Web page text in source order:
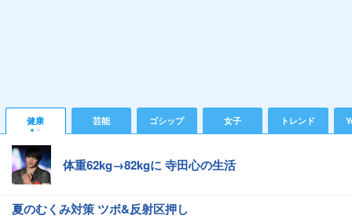
健康 芸能 ゴシップ 女子 トレンド
体重62kg→82kgに 寺田心の生活
夏のむくみ対策 ツボ&反射区押し